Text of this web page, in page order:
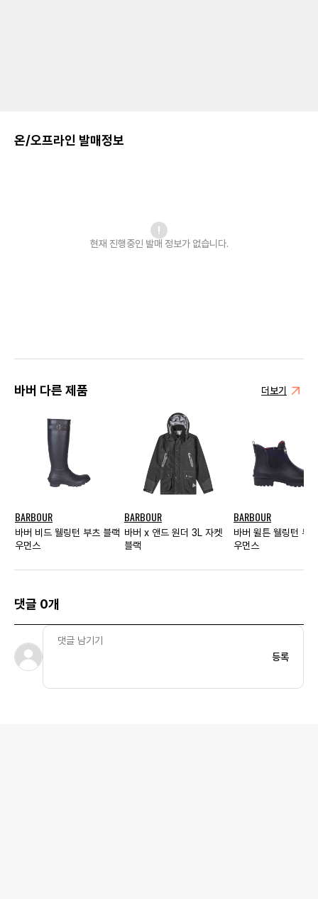
온/오프라인 발매정보
현재 진행중인 발매 정보가 없습니다.
바버 다른 제품 더보기
BARBOUR
바버 비드 웰링턴 부츠 블랙
우먼스
BARBOUR
바버 x 앤드 원더 3L 자켓
블랙
BARBOUR
바버 윌튼 웰링턴 부
우먼스
댓글 0개
등록